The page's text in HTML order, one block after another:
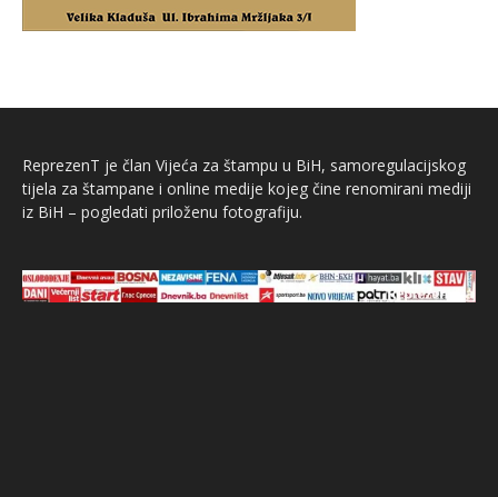
ReprezenT je član Vijeća za štampu u BiH, samoregulacijskog
tijela za štampane i online medije kojeg čine renomirani mediji
iz BiH – pogledati priloženu fotografiju.